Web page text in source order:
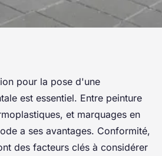
horizontale :
l'option qui
pour la pose d'une
est essentiel. Entre peinture
et marquages en
a ses avantages. Conformité,
des facteurs clés à considérer